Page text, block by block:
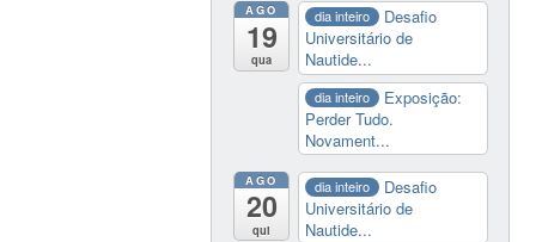
AGO
19
qua
dia inteiro
Desafio
Universitário de
Nautide...
dia inteiro
Exposição:
Perder Tudo.
Novament...
AGO
20
qui
dia inteiro
Desafio
Universitário de
Nautide...